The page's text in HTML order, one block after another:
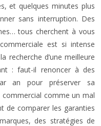
et quelques minutes plus
sans interruption. Des
tous cherchent à vous
est si intense
recherche d’une meilleure
: faut-il renoncer à des
an pour préserver sa
comme un mal
de comparer les garanties
des stratégies de